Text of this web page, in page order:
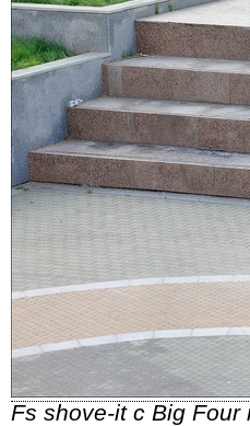
Fs shove-it с Big Four